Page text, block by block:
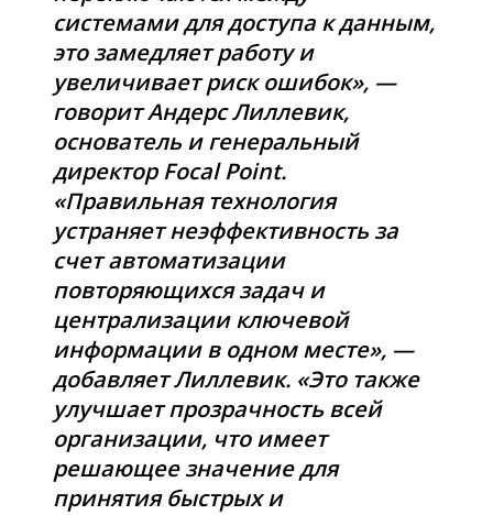
системами для доступа к данным,
это замедляет работу и
увеличивает риск ошибок», —
говорит Андерс Лиллевик,
основатель и генеральный
директор Focal Point.
«Правильная технология
устраняет неэффективность за
счет автоматизации
повторяющихся задач и
централизации ключевой
информации в одном месте», —
добавляет Лиллевик. «Это также
улучшает прозрачность всей
организации, что имеет
решающее значение для
принятия быстрых и